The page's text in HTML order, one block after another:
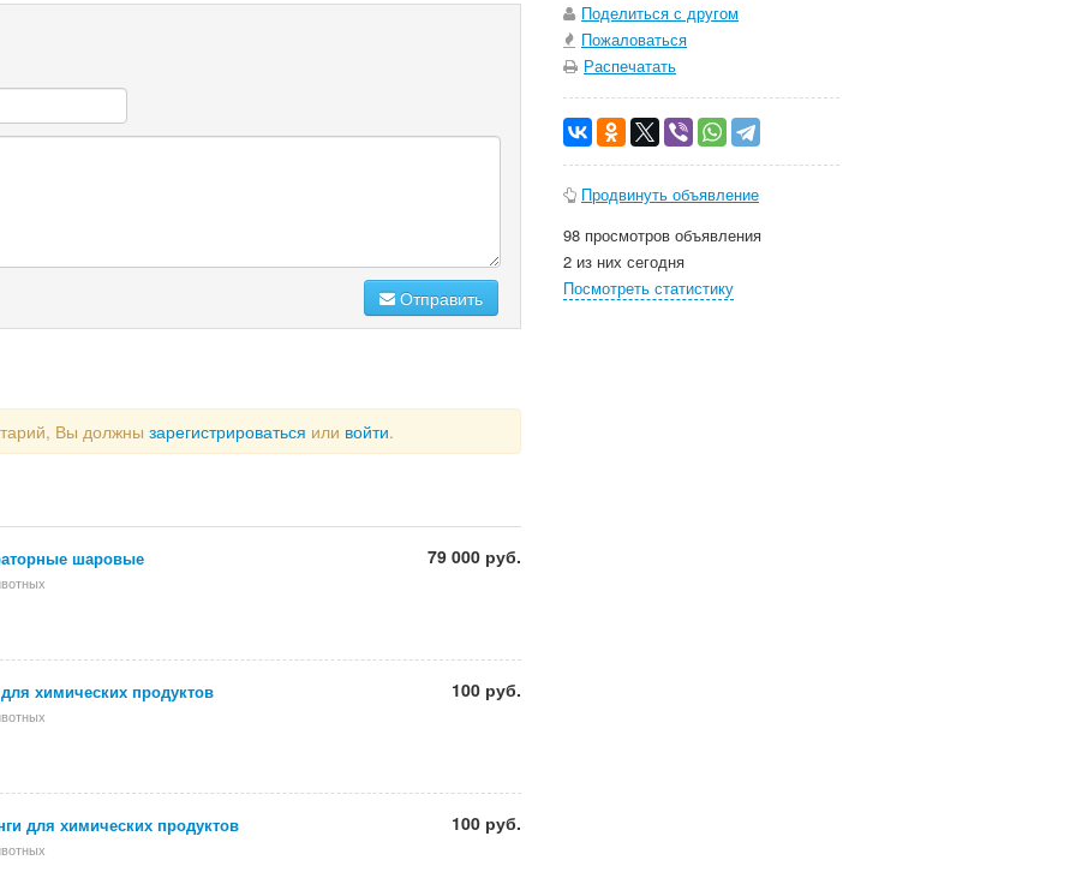
Отправить
Вы должны зарегистрироваться или войти.
шаровые 79 000 руб.
химических продуктов 100 руб.
для химических продуктов 100 руб.
Поделиться с другом
Пожаловаться
Распечатать
Продвинуть объявление
98 просмотров объявления
2 из них сегодня
Посмотреть статистику